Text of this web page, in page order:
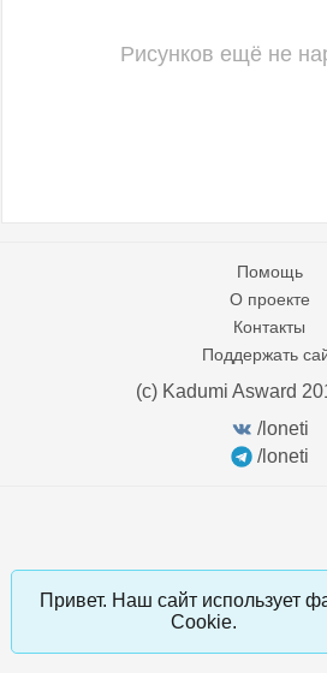
Рисунков ещё не
/loneti
/loneti
(c) Kadumi Asward
Помощь
О проекте
Контакты
Поддержать
Привет. Наш сайт использует
Cookie.